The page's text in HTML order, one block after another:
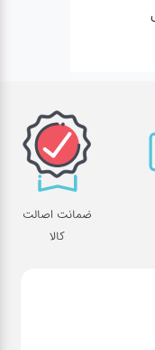
ضمانت اصالت
کالا